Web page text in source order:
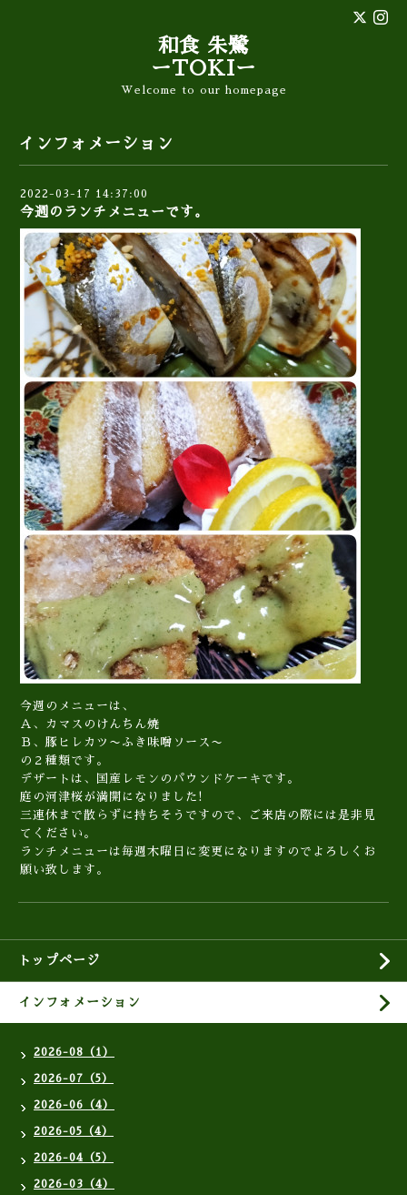
和食 朱鷺
ーTOKIー
Welcome to our homepage
インフォメーション
2022-03-17 14:37:00
今週のランチメニューです。
今週のメニューは、
Ａ、カマスのけんちん焼
Ｂ、豚ヒレカツ〜ふき味噌ソース〜
の２種類です。
デザートは、国産レモンのパウンドケーキです。
庭の河津桜が満開になりました!
三連休まで散らずに持ちそうですので、ご来店の際には是非見
てください。
ランチメニューは毎週木曜日に変更になりますのでよろしくお
願い致します。
トップページ
インフォメーション
2026-08（1）
2026-07（5）
2026-06（4）
2026-05（4）
2026-04（5）
2026-03（4）